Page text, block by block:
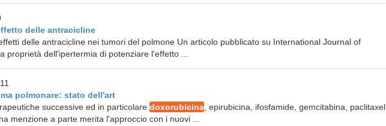
delle antracicline
delle antracicline nei tumori del polmone Un articolo pubblicato su International Journal of
proprietà dell'ipertermia di potenziare l'effetto ...
polmonare: stato dell'art
successive ed in particolare doxorubicina , epirubicina, ifosfamide, gemcitabina, paclitaxel,
menzione a parte merita l'approccio con i nuovi ...